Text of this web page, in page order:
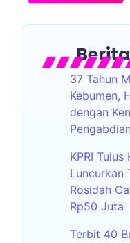
37 Tahun
Kebumen,
dengan
Pengabdian
KPRI Tulus
Luncurkan
Rosidah
Rp50 Juta
Terbit 40